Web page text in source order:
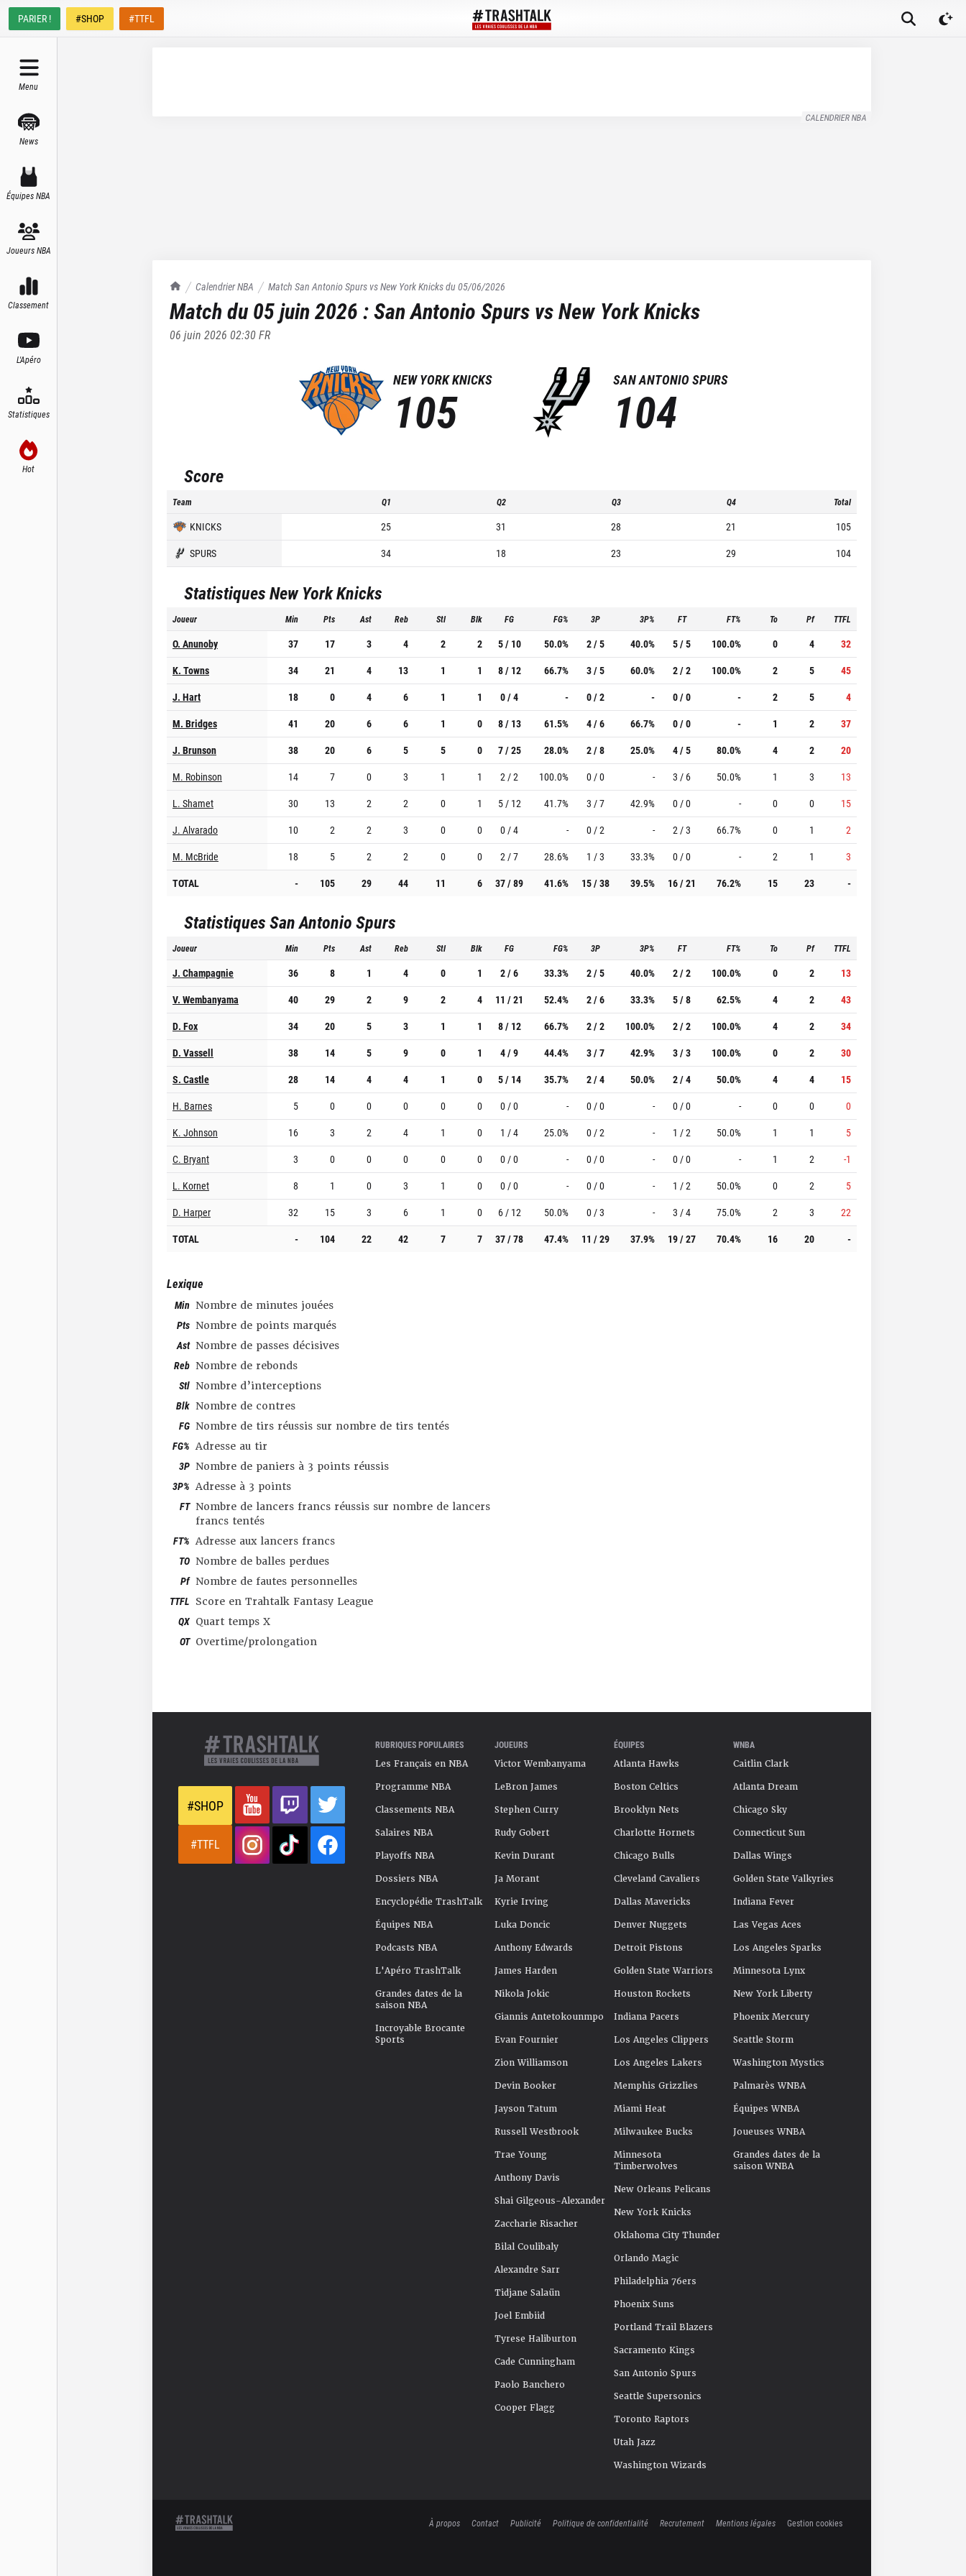
PARIER ! #SHOP #TTFL
Menu
News
Équipes NBA
Joueurs NBA
Classement
L'Apéro
Statistiques
Hot
CALENDRIER NBA
TrashTalk Actu NBA
Calendrier NBA Match San Antonio Spurs vsNew York Knicksdu05/06/2026
Match du 05 juin 2026 :San Antonio Spurs vsNew York Knicks
06 juin 2026 02:30FR
NEW YORK KNICKS
105
SAN ANTONIO SPURS
104
Score
Team Q1 Q2 Q3 Q4 Total
KNICKS 25 31 28 21
105
SPURS
34 18 23 29 104
StatistiquesNew York Knicks
Joueur Min Pts Ast Reb Stl Blk FG FG% 3P 3P% FT FT% To Pf TTFL
O. Anunoby 37 17 3 4 2 2 5 / 10 50.0% 2 / 5 40.0% 5 / 5 100.0% 0 4
32
K. Towns
34 21 4 13 1 1 8 / 12 66.7% 3 / 5 60.0% 2 / 2 100.0% 2 5
45
J. Hart
18 0 4 6 1 1 0 / 4 - 0 / 2 - 0 / 0 - 2 5
4
M. Bridges
41 20 6 6 1 0 8 / 13 61.5% 4 / 6 66.7% 0 / 0 - 1 2
37
J. Brunson
38 20 6 5 5 0 7 / 25 28.0% 2 / 8 25.0% 4 / 5 80.0% 4 2
20
M. Robinson
14 7 0 3 1 1 2 / 2 100.0% 0 / 0 - 3 / 6 50.0% 1 3
13
L. Shamet
30 13 2 2 0 1 5 / 12 41.7% 3 / 7 42.9% 0 / 0 - 0 0
15
J. Alvarado
10 2 2 3 0 0 0 / 4 - 0 / 2 - 2 / 3 66.7% 0 1
2
M. McBride
18 5 2 2 0 0 2 / 7 28.6% 1 / 3 33.3% 0 / 0 - 2 1
3
TOTAL
- 105 29 44 11 6 37 / 89 41.6% 15 / 38 39.5% 16 / 21 76.2% 15 23 -
StatistiquesSan Antonio Spurs
Joueur Min Pts Ast Reb Stl Blk FG FG% 3P 3P% FT FT% To Pf TTFL
J. Champagnie 36 8 1 4 0 1 2 / 6 33.3% 2 / 5 40.0% 2 / 2 100.0% 0 2
13
V. Wembanyama
40 29 2 9 2 4 11 / 21 52.4% 2 / 6 33.3% 5 / 8 62.5% 4 2
43
D. Fox
34 20 5 3 1 1 8 / 12 66.7% 2 / 2 100.0% 2 / 2 100.0% 4 2
34
D. Vassell
38 14 5 9 0 1 4 / 9 44.4% 3 / 7 42.9% 3 / 3 100.0% 0 2
30
S. Castle
28 14 4 4 1 0 5 / 14 35.7% 2 / 4 50.0% 2 / 4 50.0% 4 4
15
H. Barnes
5 0 0 0 0 0 0 / 0 - 0 / 0 - 0 / 0 - 0 0
0
K. Johnson
16 3 2 4 1 0 1 / 4 25.0% 0 / 2 - 1 / 2 50.0% 1 1
5
C. Bryant
3 0 0 0 0 0 0 / 0 - 0 / 0 - 0 / 0 - 1 2
-1
L. Kornet
8 1 0 3 1 0 0 / 0 - 0 / 0 - 1 / 2 50.0% 0 2
5
D. Harper
32 15 3 6 1 0 6 / 12 50.0% 0 / 3 - 3 / 4 75.0% 2 3
22
TOTAL
- 104 22 42 7 7 37 / 78 47.4% 11 / 29 37.9% 19 / 27 70.4% 16 20 -
Lexique
Min Nombre de minutes jouées
Pts Nombre de points marqués
Ast Nombre de passes décisives
Reb Nombre de rebonds
Stl Nombre d’interceptions
Blk Nombre de contres
FG Nombre de tirs réussis sur nombre de tirs tentés
FG% Adresse au tir
3P Nombre de paniers à 3 points réussis
3P% Adresse à 3 points
FT Nombre de lancers francs réussis sur nombre de lancers
francs tentés
FT% Adresse aux lancers francs
TO Nombre de balles perdues
Pf Nombre de fautes personnelles
TTFL Score en Trahtalk Fantasy League
QX Quart temps X
OT Overtime/prolongation
#SHOP
#TTFL
RUBRIQUES POPULAIRES
Les Français en NBA
Programme NBA
Classements NBA
Salaires NBA
Playoffs NBA
Dossiers NBA
Encyclopédie TrashTalk
Équipes NBA
Podcasts NBA
L'Apéro TrashTalk
Grandes dates de la
saison NBA
Incroyable Brocante
Sports
JOUEURS
Victor Wembanyama
LeBron James
Stephen Curry
Rudy Gobert
Kevin Durant
Ja Morant
Kyrie Irving
Luka Doncic
Anthony Edwards
James Harden
Nikola Jokic
Giannis Antetokounmpo
Evan Fournier
Zion Williamson
Devin Booker
Jayson Tatum
Russell Westbrook
Trae Young
Anthony Davis
Shai Gilgeous-Alexander
Zaccharie Risacher
Bilal Coulibaly
Alexandre Sarr
Tidjane Salaün
Joel Embiid
Tyrese Haliburton
Cade Cunningham
Paolo Banchero
Cooper Flagg
ÉQUIPES
Atlanta Hawks
Boston Celtics
Brooklyn Nets
Charlotte Hornets
Chicago Bulls
Cleveland Cavaliers
Dallas Mavericks
Denver Nuggets
Detroit Pistons
Golden State Warriors
Houston Rockets
Indiana Pacers
Los Angeles Clippers
Los Angeles Lakers
Memphis Grizzlies
Miami Heat
Milwaukee Bucks
Minnesota
Timberwolves
New Orleans Pelicans
New York Knicks
Oklahoma City Thunder
Orlando Magic
Philadelphia 76ers
Phoenix Suns
Portland Trail Blazers
Sacramento Kings
San Antonio Spurs
Seattle Supersonics
Toronto Raptors
Utah Jazz
Washington Wizards
WNBA
Caitlin Clark
Atlanta Dream
Chicago Sky
Connecticut Sun
Dallas Wings
Golden State Valkyries
Indiana Fever
Las Vegas Aces
Los Angeles Sparks
Minnesota Lynx
New York Liberty
Phoenix Mercury
Seattle Storm
Washington Mystics
Palmarès WNBA
Équipes WNBA
Joueuses WNBA
Grandes dates de la
saison WNBA
À propos Contact Publicité Politique de confidentialité Recrutement Mentions légales Gestion cookies